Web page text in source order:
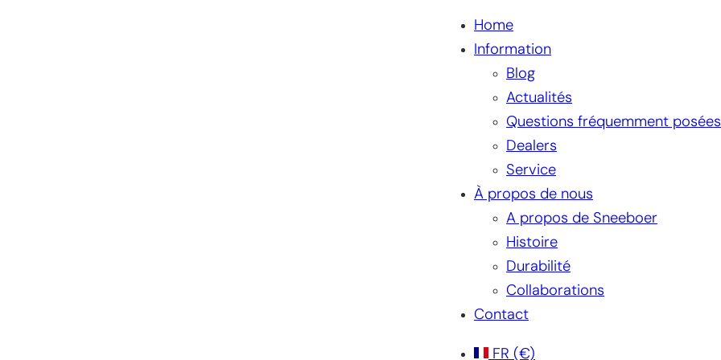
Home
Information
Blog
Actualités
Questions fréquemment posées
Dealers
Service
À propos de nous
A propos de Sneeboer
Histoire
Durabilité
Collaborations
Contact
FR (€)